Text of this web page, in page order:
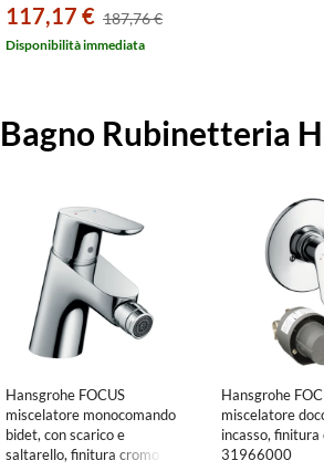
117,17 € 187,76 €
Disponibilità immediata
Bagno Rubinetteria
Hansgrohe FOCUS
miscelatore monocomando
bidet, con scarico e
saltarello, finitura cromo
Hansgrohe
miscelatore
incasso, finitura
31966000